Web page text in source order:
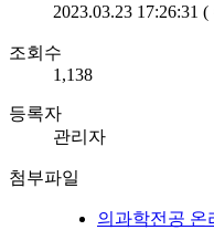
2023.03.23 17:26:31
조회수
1,138
등록자
관리자
첨부파일
의과학전공 온